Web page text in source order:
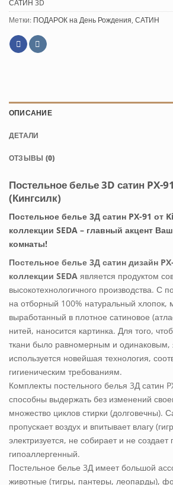
САТИН 3D
Метки: ПОДАРОК на День Рождения САТИН
ОПИСАНИЕ
ДЕТАЛИ
ОТЗЫВЫ (0)
Постельное белье 3D сатин PX-
(Кингсилк)
Постельное белье 3Д сатин PX-91 от
коллекции SEDA – главный акцент
комнаты!
Постельное белье 3Д сатин дизайн
коллекции SEDA является продуктом
высокотехнологичного производства. С
на отборный 100% натуральный хлопок,
выработанный в плотное сатиновое
нитей, наносится картинка. Для того,
ткани было равномерным и одинаковым,
используется новейшая технология,
гигиеническим требованиям.
Комплекты постельного белья 3Д сатин
способны выдержать без изменений
множество циклов стирки (долговечны).
пропускает воздух и впитывает влагу
электризуется, не собирает и не создает
гипоаллергенный.
Постельное белье 3Д имеет большой
животные (тигры, пантеры, леопарды),